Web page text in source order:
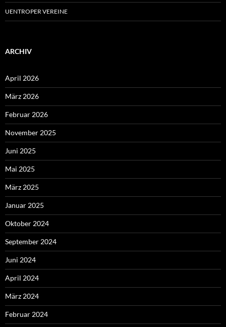
UENTROPER VEREINE
ARCHIV
April 2026
März 2026
Februar 2026
November 2025
Juni 2025
Mai 2025
März 2025
Januar 2025
Oktober 2024
September 2024
Juni 2024
April 2024
März 2024
Februar 2024